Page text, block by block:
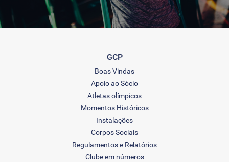
GCP
Boas Vindas
Apoio ao Sócio
Atletas olímpicos
Momentos Históricos
Instalações
Corpos Sociais
Regulamentos e Relatórios
Clube em números